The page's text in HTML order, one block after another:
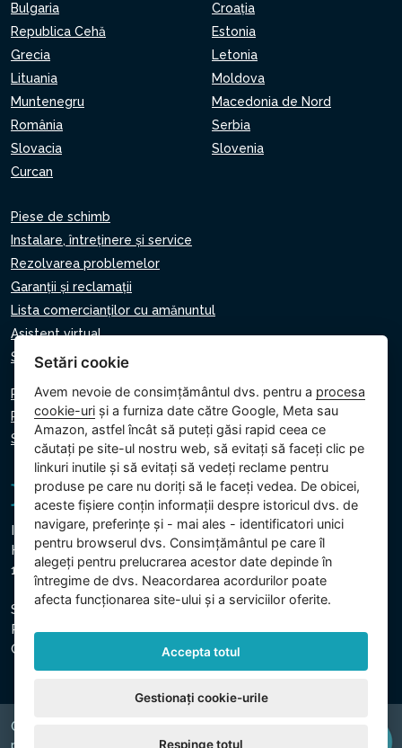
Bulgaria
Croaţia
Republica Cehă
Estonia
Grecia
Letonia
Lituania
Moldova
Muntenegru
Macedonia de Nord
România
Serbia
Slovacia
Slovenia
Curcan
Piese de schimb
Instalare, întreținere și service
Rezolvarea problemelor
Garanții și reclamații
Lista comercianților cu amănuntul
Asistent virtual
Scrie-ne
Politica de confidențialitate
Politica privind cookie-urile
Setări cookie
Intex Trading, s.r.o.
Hradecká 2526/3
130 00 Praga 3 - Republica Cehă
Societatea este înregistrată la Tribunalul Municipal din
Praga, Secțiunea C, Insert 74759
CUI: 26150808, CIF: CZ26150808
Copyright © 2026 INTEX TRADING s.r.o. Všechna
Setări cookie
Avem nevoie de consimțământul dvs. pentru a procesa
cookie-uri și a furniza date către Google, Meta sau
Amazon, astfel încât să puteți găsi rapid ceea ce
căutați pe site-ul nostru web, să evitați să faceți clic pe
linkuri inutile și să evitați să vedeți reclame pentru
produse pe care nu doriți să le faceți vedea. De obicei,
aceste fișiere conțin informații despre istoricul dvs. de
navigare, preferințe și - mai ales - identificatori unici
pentru browserul dvs. Consimțământul pe care îl
alegeți pentru prelucrarea acestor date depinde în
întregime de dvs. Neacordarea acordurilor poate
afecta funcționarea site-ului și a serviciilor oferite.
Accepta totul
Gestionați cookie-urile
Respinge totul